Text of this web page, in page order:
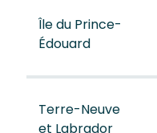
Île du Prince-
Édouard
Terre-Neuve
et Labrador